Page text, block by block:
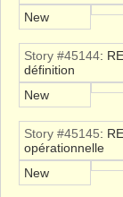
New
Story #45144:
définition
New
Story #45145:
opérationnelle
New